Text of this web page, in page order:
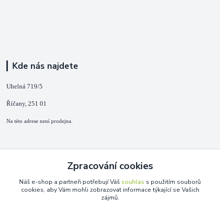
Kde nás najdete
Uhelná 719/5
Říčany, 251 01
Na této adrese není prodejna.
+420 725 889 873
(Po-Ne, 9-18 hod.)
Zpracování cookies
Náš e-shop a partneři potřebují Váš souhlas s použitím souborů
cookies, aby Vám mohli zobrazovat informace týkající se Vašich
zájmů.